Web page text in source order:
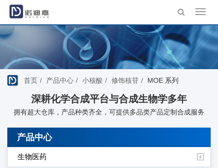
首页 产品中心 小核酸 修饰核苷 MOE 系列
深耕化学合成平台与合成生物学多年
拥有超大仓库，产品种类齐全，可提供多品类产品定制合成服务
产品中心
生物医药